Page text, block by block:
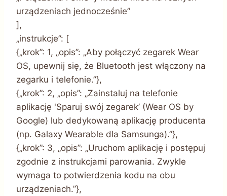
urządzeniach jednocześnie”
],
„instrukcje”: [
{„krok”: 1, „opis”: „Aby połączyć zegarek Wear
OS, upewnij się, że Bluetooth jest włączony na
zegarku i telefonie.”},
{„krok”: 2, „opis”: „Zainstaluj na telefonie
aplikację 'Sparuj swój zegarek’ (Wear OS by
Google) lub dedykowaną aplikację producenta
(np. Galaxy Wearable dla Samsunga).”},
{„krok”: 3, „opis”: „Uruchom aplikację i postępuj
zgodnie z instrukcjami parowania. Zwykle
wymaga to potwierdzenia kodu na obu
urządzeniach.”},